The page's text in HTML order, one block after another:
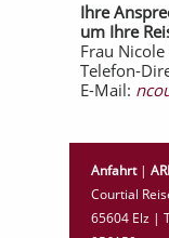
Ihre
um Ihre
Frau
Telefon-
E-Mail:
Anfahrt|
Courtial
65604 Elz |